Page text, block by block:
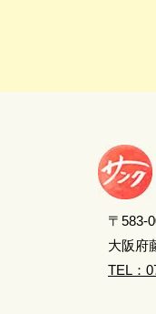
〒583-
大阪府
TEL：